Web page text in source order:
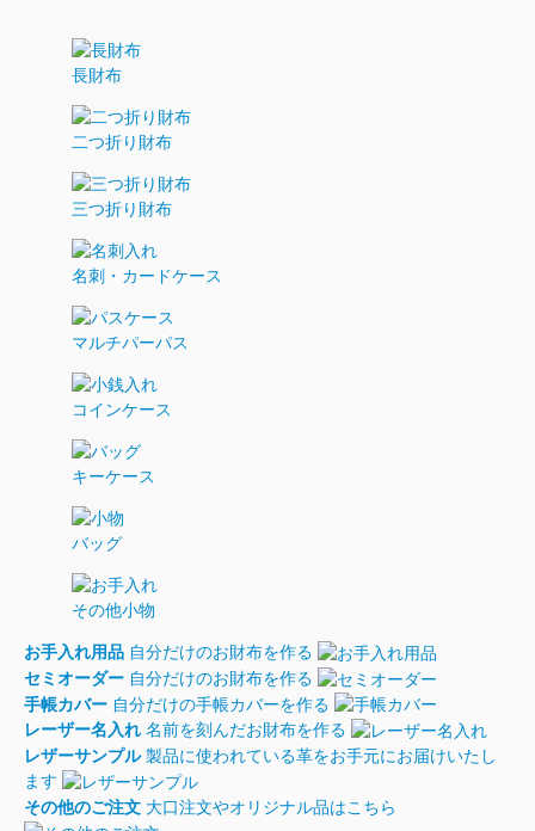
長財布
二つ折り財布
三つ折り財布
名刺・カードケース
マルチパーパス
コインケース
キーケース
バッグ
その他小物
お手入れ用品 自分だけのお財布を作る
セミオーダー 自分だけのお財布を作る
手帳カバー 自分だけの手帳カバーを作る
レーザー名入れ 名前を刻んだお財布を作る
レザーサンプル製品に使われている革をお手元にお届けいたし
ます
その他のご注文 大口注文やオリジナル品はこちら